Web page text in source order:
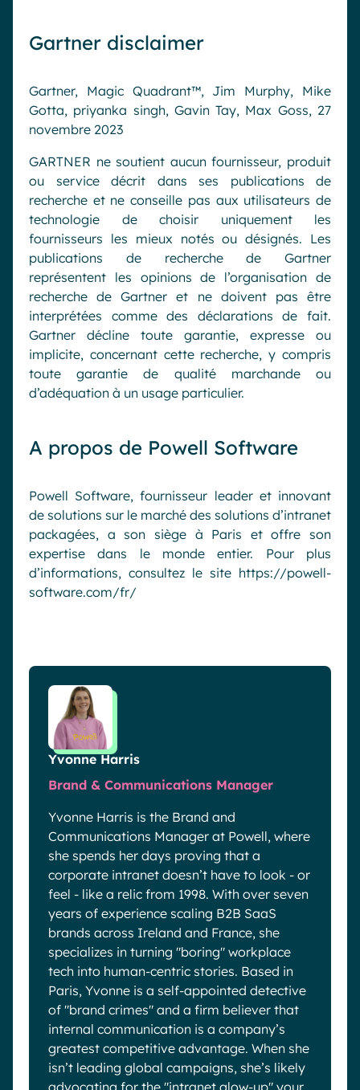
Gartner disclaimer
Gartner, Magic Quadrant™, Jim Murphy, Mike
Gotta, priyanka singh, Gavin Tay, Max Goss, 27
novembre 2023
GARTNER ne soutient aucun fournisseur, produit
ou service décrit dans ses publications de
recherche et ne conseille pas aux utilisateurs de
technologie de choisir uniquement les
fournisseurs les mieux notés ou désignés. Les
publications de recherche de Gartner
représentent les opinions de l’organisation de
recherche de Gartner et ne doivent pas être
interprétées comme des déclarations de fait.
Gartner décline toute garantie, expresse ou
implicite, concernant cette recherche, y compris
toute garantie de qualité marchande ou
d’adéquation à un usage particulier.
A propos de Powell Software
Powell Software, fournisseur leader et innovant
de solutions sur le marché des solutions d’intranet
packagées, a son siège à Paris et offre son
expertise dans le monde entier. Pour plus
d’informations, consultez le site https://powell-
software.com/fr/
Yvonne Harris
Brand & Communications Manager
Yvonne Harris is the Brand and
Communications Manager at Powell, where
she spends her days proving that a
corporate intranet doesn’t have to look - or
feel - like a relic from 1998. With over seven
years of experience scaling B2B SaaS
brands across Ireland and France, she
specializes in turning "boring" workplace
tech into human-centric stories. Based in
Paris, Yvonne is a self-appointed detective
of "brand crimes" and a firm believer that
internal communication is a company’s
greatest competitive advantage. When she
isn’t leading global campaigns, she’s likely
advocating for the "intranet glow-up" your